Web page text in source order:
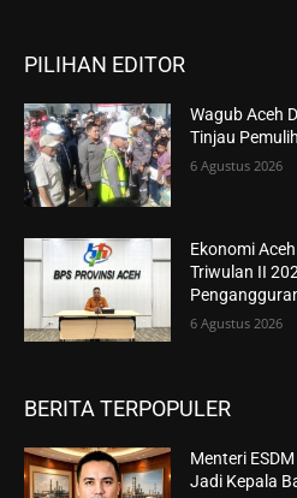
PILIHAN EDITOR
Wagub Aceh
Tinjau
6 Agustus 2026
Ekonomi
Triwulan II
6 Agustus 2026
BERITA TERPOPULER
Menteri
Jadi Kepala